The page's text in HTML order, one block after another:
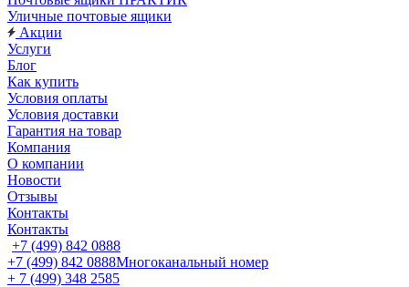
Уличные почтовые ящики
Акции
Услуги
Блог
Как купить
Условия оплаты
Условия доставки
Гарантия на товар
Компания
О компании
Новости
Отзывы
Контакты
Контакты
+7 (499) 842 0888
+7 (499) 842 0888Многоканальный номер
+ 7 (499) 348 2585